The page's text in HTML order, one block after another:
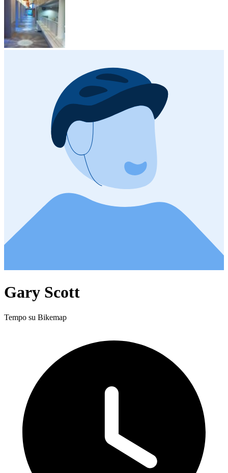
Gary Scott
Tempo su Bikemap